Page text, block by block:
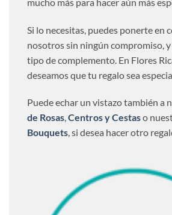
Si lo necesitas, puedes ponerte en
nosotros sin ningún compromiso,
tipo de complemento. En Flores
deseamos que tu regalo sea
Puede echar un vistazo también a
de Rosas,Centros y Cestaso
Bouquets, si desea hacer otro